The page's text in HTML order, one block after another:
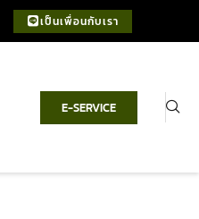
เป็นเพื่อนกับเรา
E-SERVICE